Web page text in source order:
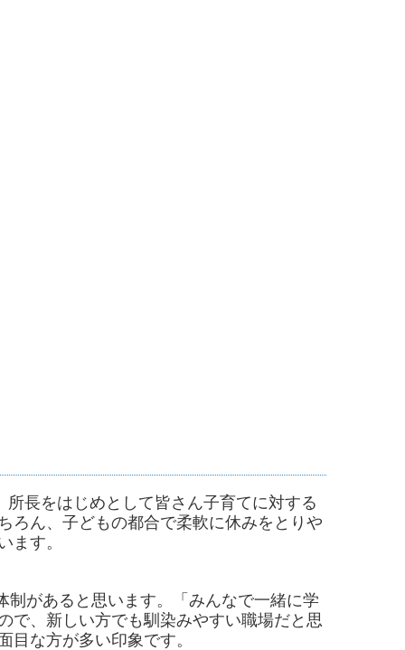
長をはじめとして皆さん子育てに対する
ろん、子どもの都合で柔軟に休みをとりや
ます。
制があると思います。「みんなで一緒に学
で、新しい方でも馴染みやすい職場だと思
目な方が多い印象です。